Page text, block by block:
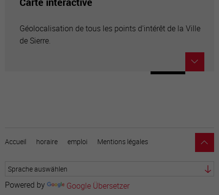
Géolocalisation de tous les points d'intérêt de la Ville
de Sierre.
Accueil horaire emploi Mentions légales
Powered by Google Übersetzer